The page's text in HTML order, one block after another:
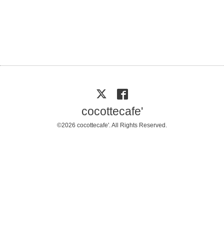
cocottecafe'
©2026 cocottecafe'. All Rights Reserved.